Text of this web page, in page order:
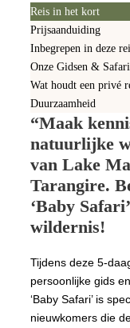
Reis in het kort
Prijsaanduiding
Inbegrepen in deze
Onze Gidsen &
Wat houdt een privé
Duurzaamheid
“Maak
natuurlijke
van Lake
Tarangire.
‘Baby
wildernis!
Tijdens deze 5-
persoonlijke gids
‘Baby Safari’ is
nieuwkomers die